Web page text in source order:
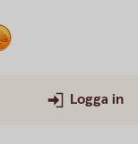
Logga in